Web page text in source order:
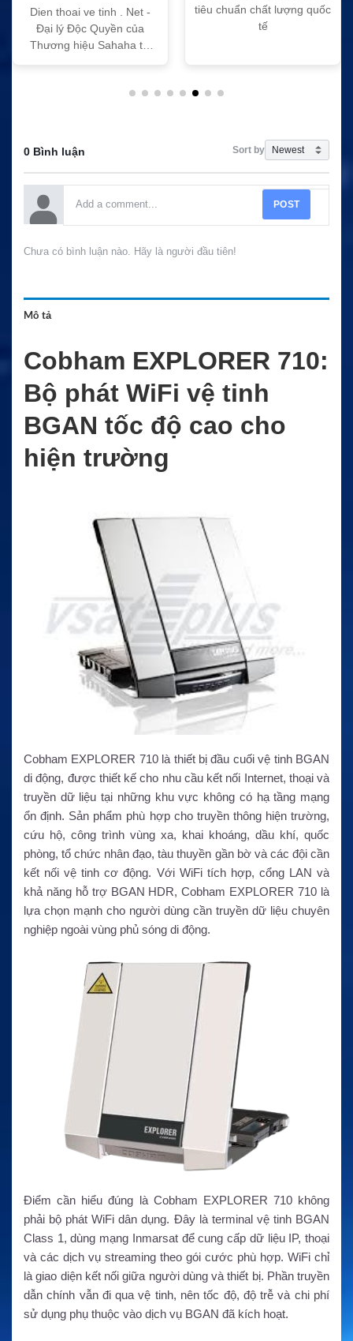
tiêu chuẩn chất lượng quốc
tế
tiêu chuẩn chất lượng quốc
tế
0 Bình luận Sort by
POST
Chưa có bình luận nào. Hãy là người đầu tiên!
Mô tả
Cobham EXPLORER 710:
Bộ phát WiFi vệ tinh
BGAN tốc độ cao cho
hiện trường
Cobham EXPLORER 710 là thiết bị đầu cuối vệ tinh BGAN
di động, được thiết kế cho nhu cầu kết nối Internet, thoại và
truyền dữ liệu tại những khu vực không có hạ tầng mạng
ổn định. Sản phẩm phù hợp cho truyền thông hiện trường,
cứu hộ, công trình vùng xa, khai khoáng, dầu khí, quốc
phòng, tổ chức nhân đạo, tàu thuyền gần bờ và các đội cần
kết nối vệ tinh cơ động. Với WiFi tích hợp, cổng LAN và
khả năng hỗ trợ BGAN HDR, Cobham EXPLORER 710 là
lựa chọn mạnh cho người dùng cần truyền dữ liệu chuyên
nghiệp ngoài vùng phủ sóng di động.
Điểm cần hiểu đúng là Cobham EXPLORER 710 không
phải bộ phát WiFi dân dụng. Đây là terminal vệ tinh BGAN
Class 1, dùng mạng Inmarsat để cung cấp dữ liệu IP, thoại
và các dịch vụ streaming theo gói cước phù hợp. WiFi chỉ
là giao diện kết nối giữa người dùng và thiết bị. Phần truyền
dẫn chính vẫn đi qua vệ tinh, nên tốc độ, độ trễ và chi phí
sử dụng phụ thuộc vào dịch vụ BGAN đã kích hoạt.